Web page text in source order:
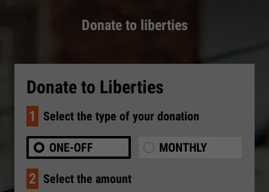
Donate to liberties
Donate to Liberties
1 Select the type of your donation
ONE-OFF MONTHLY
2 Select the amount